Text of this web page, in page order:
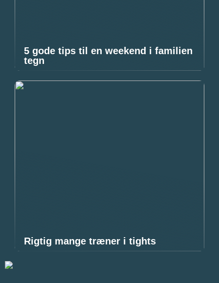
5 gode tips til en weekend i familien
tegn
Rigtig mange træner i tights